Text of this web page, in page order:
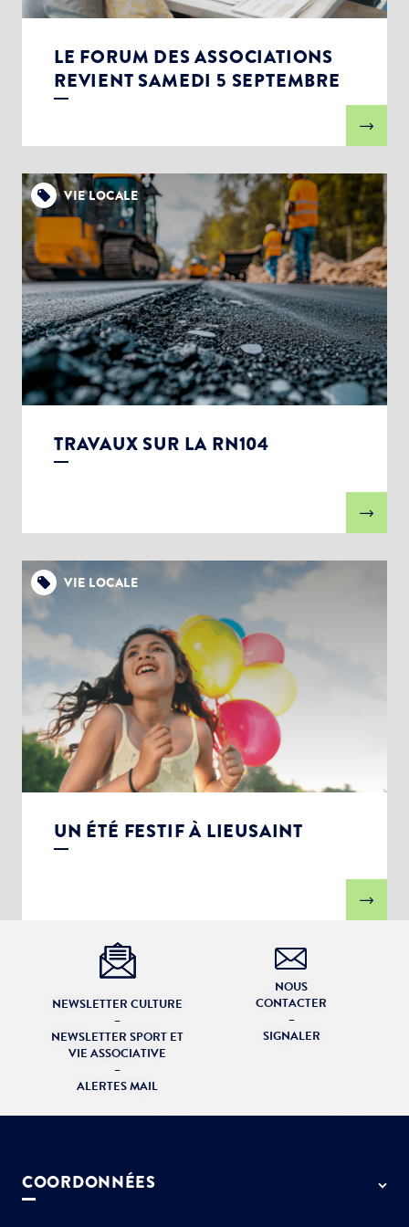
LE FORUM DES ASSOCIATIONS
REVIENT SAMEDI 5 SEPTEMBRE
VIE LOCALE
TRAVAUX SUR LA RN104
VIE LOCALE
UN ÉTÉ FESTIF À LIEUSAINT
NEWSLETTER CULTURE
–
NEWSLETTER SPORT ET
VIE ASSOCIATIVE
–
ALERTES MAIL
NOUS
CONTACTER
–
SIGNALER
COORDONNÉES